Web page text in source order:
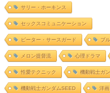
サリー・ホーキンス
セックスコミュニケーション
ピーター・サースガード ブ
メロン提督流 心理ドラマ
性愛テクニック 機動戦士ガ
機動戦士ガンダムSEED 洋画